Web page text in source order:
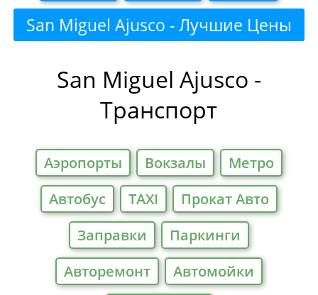
San Miguel Ajusco - Лучшие Цены
San Miguel Ajusco -
Транспорт
Аэропорты Вокзалы
Метро
Автобус
TAXI
Прокат Авто
Заправки
Паркинги
Авторемонт
Автомойки